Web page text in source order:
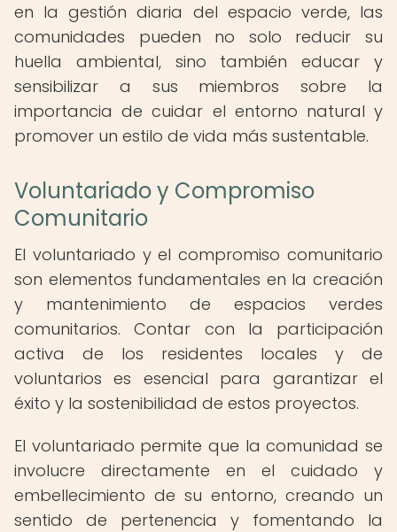
en la gestión diaria del espacio verde, las
comunidades pueden no solo reducir su
huella ambiental, sino también educar y
sensibilizar a sus miembros sobre la
importancia de cuidar el entorno natural y
promover un estilo de vida más sustentable.
Voluntariado y Compromiso
Comunitario
El voluntariado y el compromiso comunitario
son elementos fundamentales en la creación
y mantenimiento de espacios verdes
comunitarios. Contar con la participación
activa de los residentes locales y de
voluntarios es esencial para garantizar el
éxito y la sostenibilidad de estos proyectos.
El voluntariado permite que la comunidad se
involucre directamente en el cuidado y
embellecimiento de su entorno, creando un
sentido de pertenencia y fomentando la